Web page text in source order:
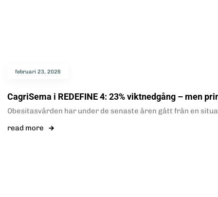
februari 23, 2026
CagriSema i REDEFINE 4: 23% viktnedgång – men
Obesitasvården har under de senaste åren gått från en
read more